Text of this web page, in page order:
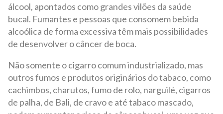
álcool, apontados como grandes vilões da saúde
bucal. Fumantes e pessoas que consomem bebida
alcoólica de forma excessiva têm mais possibilidades
de desenvolver o câncer de boca.
Não somente o cigarro comum industrializado, mas
outros fumos e produtos originários do tabaco, como
cachimbos, charutos, fumo de rolo, narguilé, cigarros
de palha, de Bali, de cravo e até tabaco mascado,